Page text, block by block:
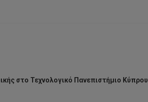
στο Τεχνολογικό Πανεπιστήμιο Κύπρου